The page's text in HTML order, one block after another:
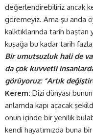
değerlendirebiliriz ancak
göremeyiz. Ama şu anda
kalktıklarında tarih
kuşağa bu kadar tarih fazla.
Bir umutsuzluk hali de
da çok kuvvetli
görüyoruz: “Artık
Kerem: Dizi dünyası
anlamda kapı açacak
onun içinde bir yenilik
kendi hayatımızda buna